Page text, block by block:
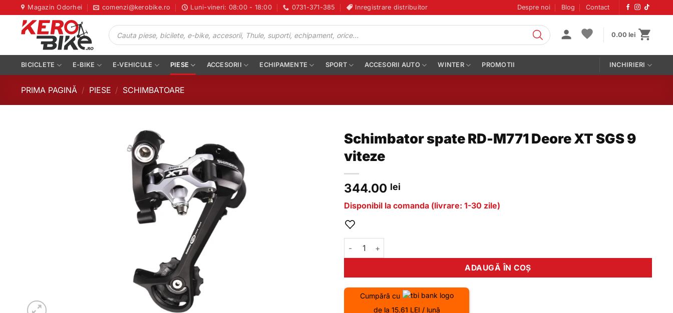
to
content
Magazin Odorhei comenzi@kerobike.ro Luni-vineri: 08:00 - 18:00 0731-371-385 Inregistrare distribuitor Despre noi Blog Contact
Products
search
0.00 lei
BICICLETE E-BIKE E-VEHICULE PIESE ACCESORII ECHIPAMENTE SPORT ACCESORII AUTO WINTER PROMOTII INCHIRIERI
PRIMA PAGINĂ / PIESE / SCHIMBATOARE
Schimbator spate RD-M771 Deore XT SGS 9
viteze
344.00 lei
Disponibil la comanda (livrare: 1-30 zile)
Cantitate Schimbator spate RD-M771 Deore XT SGS 9 viteze
ADAUGĂ ÎN COȘ
Cumpără cu
de la 15.61 LEI / lună